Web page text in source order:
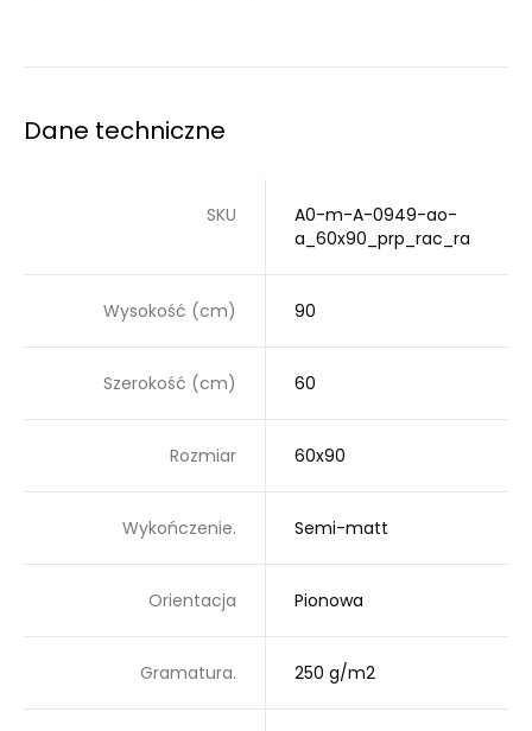
Dane techniczne
SKU
A0-m-A-0949-ao-
a_60x90_prp_rac_ra
Wysokość (cm) 90
Szerokość (cm) 60
Rozmiar 60x90
Wykończenie. Semi-matt
Orientacja Pionowa
Gramatura. 250 g/m2